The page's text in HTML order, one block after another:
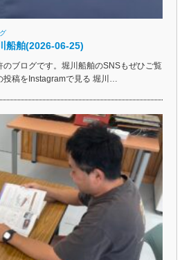
船舶(2026-06-25)
ブログです。堀川船舶のSNSもぜひご覧
投稿をInstagramで見る 堀川…